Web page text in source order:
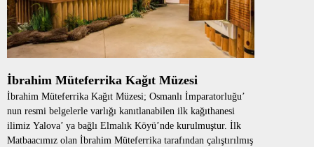
İbrahim Müteferrika Kağıt Müzesi
İbrahim Müteferrika Kağıt Müzesi; Osmanlı İmparatorluğu’
nun resmi belgelerle varlığı kanıtlanabilen ilk kağıthanesi
ilimiz Yalova’ ya bağlı Elmalık Köyü’nde kurulmuştur. İlk
Matbaacımız olan İbrahim Müteferrika tarafından çalıştırılmış